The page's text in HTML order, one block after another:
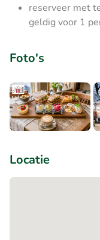
reserveer met
geldig voor 1
Foto's
Locatie